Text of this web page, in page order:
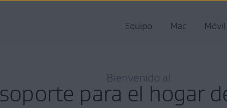
Equipo Mac Móvil
Bienvenido al
soporte para el hogar